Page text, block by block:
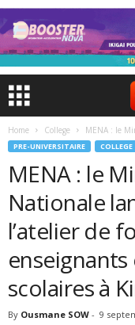
Home College MENA : le
PRE-UNIVERSITAIRE COLLEGE
MENA : le
Nationale
l’atelier de
scolaires à
By Ousmane SOW - 9